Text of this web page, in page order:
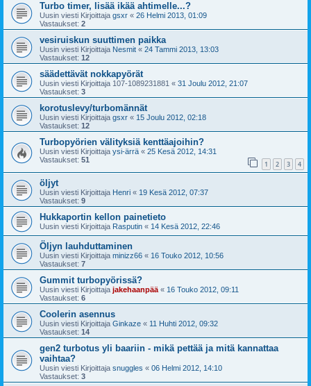
Turbo timer, lisää ikää ahtimelle...?
Uusin viesti Kirjoittaja gsxr « 26 Helmi 2013, 01:09
Vastaukset: 2
vesiruiskun suuttimen paikka
Uusin viesti Kirjoittaja Nesmit « 24 Tammi 2013, 13:03
Vastaukset: 12
säädettävät nokkapyörät
Uusin viesti Kirjoittaja 107-1089231881 « 31 Joulu 2012, 21:07
Vastaukset: 3
korotuslevy/turbomännät
Uusin viesti Kirjoittaja gsxr « 15 Joulu 2012, 02:18
Vastaukset: 12
Turbopyörien välityksiä kenttäajoihin?
Uusin viesti Kirjoittaja ysi-ärrä « 25 Kesä 2012, 14:31
Vastaukset: 51 1 2 3 4
öljyt
Uusin viesti Kirjoittaja Henri « 19 Kesä 2012, 07:37
Vastaukset: 9
Hukkaportin kellon painetieto
Uusin viesti Kirjoittaja Rasputin « 14 Kesä 2012, 22:46
Öljyn lauhduttaminen
Uusin viesti Kirjoittaja minizz66 « 16 Touko 2012, 10:56
Vastaukset: 7
Gummit turbopyörissä?
Uusin viesti Kirjoittaja jakehaanpää « 16 Touko 2012, 09:11
Vastaukset: 6
Coolerin asennus
Uusin viesti Kirjoittaja Ginkaze « 11 Huhti 2012, 09:32
Vastaukset: 14
gen2 turbotus yli baariin - mikä pettää ja mitä kannattaa
vaihtaa?
Uusin viesti Kirjoittaja snuggles « 06 Helmi 2012, 14:10
Vastaukset: 3